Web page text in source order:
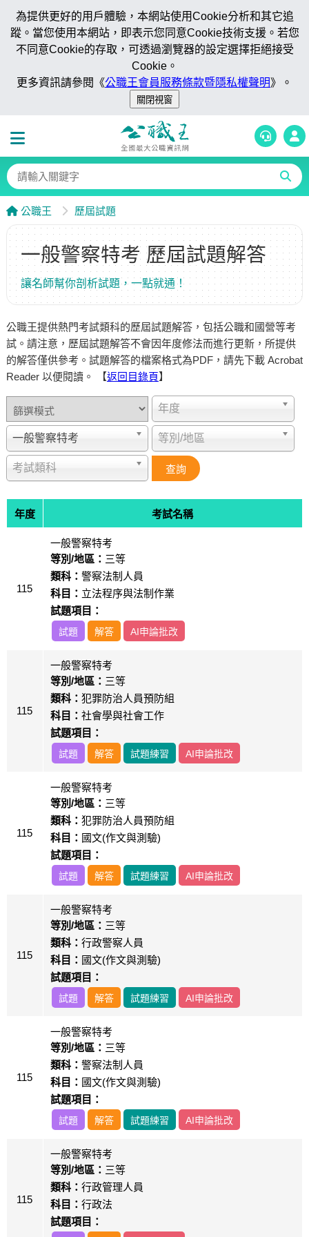
為提供更好的用戶體驗，本網站使用Cookie分析和其它追
蹤。當您使用本網站，即表示您同意Cookie技術支援。若您
不同意Cookie的存取，可透過瀏覽器的設定選擇拒絕接受
Cookie。
更多資訊請參閱《公職王會員服務條款暨隱私權聲明》。
公職王 歷屆試題
一般警察特考 歷屆試題解答
讓名師幫你剖析試題，一點就通！
公職王提供熱門考試類科的歷屆試題解答，包括公職和國營等考
試。請注意，歷屆試題解答不會因年度修法而進行更新，所提供
的解答僅供參考。試題解答的檔案格式為PDF，請先下載 Acrobat
Reader 以便閱讀。 【返回目錄頁】
年度
一般警察特考 等別/地區
考試類科
年度 考試名稱
115
一般警察特考
等別/地區： 三等
類科： 警察法制人員
科目： 立法程序與法制作業
試題項目：
試題 解答 AI申論批改
115
一般警察特考
等別/地區： 三等
類科： 犯罪防治人員預防組
科目： 社會學與社會工作
試題項目：
試題 解答 試題練習 AI申論批改
115
一般警察特考
等別/地區： 三等
類科： 犯罪防治人員預防組
科目： 國文(作文與測驗)
試題項目：
試題 解答 試題練習 AI申論批改
115
一般警察特考
等別/地區： 三等
類科： 行政警察人員
科目： 國文(作文與測驗)
試題項目：
試題 解答 試題練習 AI申論批改
115
一般警察特考
等別/地區： 三等
類科： 警察法制人員
科目： 國文(作文與測驗)
試題項目：
試題 解答 試題練習 AI申論批改
115
一般警察特考
等別/地區： 三等
類科： 行政管理人員
科目： 行政法
試題項目：